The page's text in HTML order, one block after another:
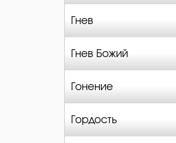
Гнев
Гнев Божий
Гонение
Гордость